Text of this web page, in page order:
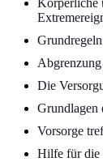
Körperliche
Die
Grundlagen
Vorsorge
Hilfe für die